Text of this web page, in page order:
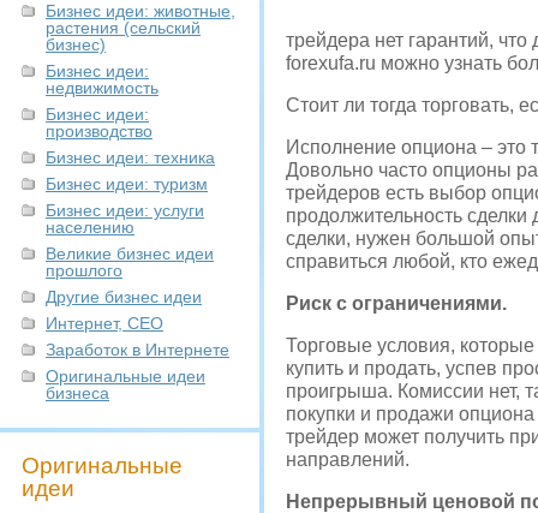
Бизнес идеи: животные,
растения (сельский
бизнес)
Бизнес идеи:
недвижимость
Бизнес идеи:
производство
Бизнес идеи: техника
Бизнес идеи: туризм
Бизнес идеи: услуги
населению
Великие бизнес идеи
прошлого
Другие бизнес идеи
Интернет, СЕО
Заработок в Интернете
Оригинальные идеи
бизнеса
Оригинальные
идеи
трейдера нет гарантий,
forexufa.ru можно узнать
Стоит ли тогда торговать,
Исполнение опциона – это
Довольно часто опционы
трейдеров есть выбор
продолжительность
сделки, нужен большой
справиться любой, кто
Риск с ограничениями.
Торговые условия,
купить и продать, успев
проигрыша. Комиссии нет,
покупки и продажи
трейдер может получить
направлений.
Непрерывный ценовой